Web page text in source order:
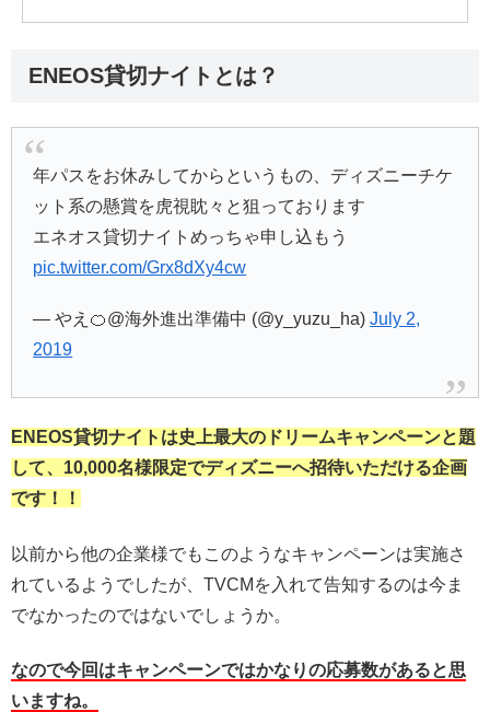
ENEOS貸切ナイトとは？
年パスをお休みしてからというもの、ディズニーチケ
ット系の懸賞を虎視眈々と狙っております
エネオス貸切ナイトめっちゃ申し込もう
pic.twitter.com/Grx8dXy4cw
— やえ🍊@海外進出準備中 (@y_yuzu_ha)July 2,
2019
ENEOS貸切ナイトは史上最大のドリームキャンペーンと題
して、10,000名様限定でディズニーへ招待いただける企画
です！！
以前から他の企業様でもこのようなキャンペーンは実施さ
れているようでしたが、TVCMを入れて告知するのは今ま
でなかったのではないでしょうか。
なので今回はキャンペーンではかなりの応募数があると思
いますね。